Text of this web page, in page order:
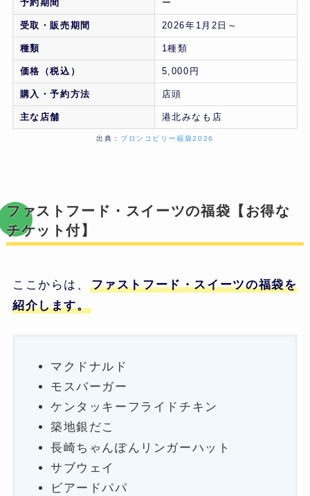
予約期間 ー
受取・販売期間 2026年1月2日～
種類 1種類
価格（税込） 5,000円
購入・予約方法 店頭
主な店舗 港北みなも店
出典： ブロンコビリー福袋2026
ファストフード・スイーツの福袋【お得な
チケット付】
ここからは、
ファストフード・スイーツの福袋を
紹介します。
マクドナルド
モスバーガー
ケンタッキーフライドチキン
築地銀だこ
長崎ちゃんぽんリンガーハット
サブウェイ
ビアードパパ